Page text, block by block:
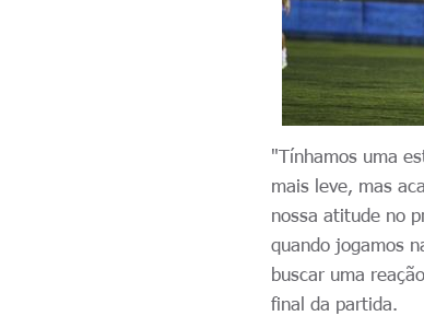
"Tínhamos uma
mais leve, mas
nossa atitude no
quando jogamos
buscar uma
final da partida.